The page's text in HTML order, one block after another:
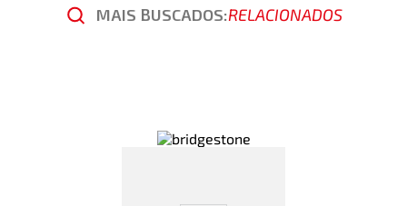
MAIS BUSCADOS:RELACIONADOS